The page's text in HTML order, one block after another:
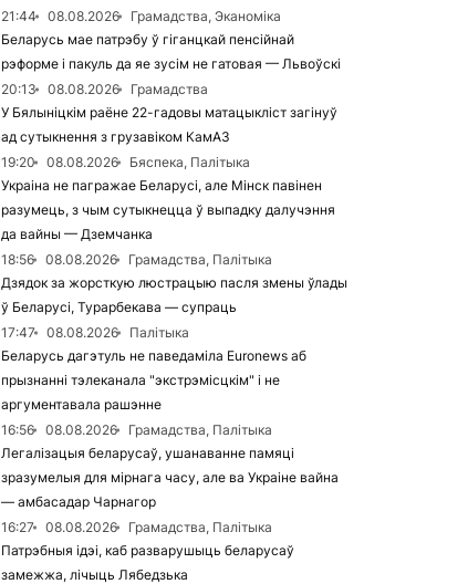
21:44
08.08.2026
Грамадства, Эканоміка
Беларусь мае патрэбу ў гіганцкай пенсійнай
рэформе і пакуль да яе зусім не гатовая — Львоўскі
20:13
08.08.2026
Грамадства
У Бялыніцкім раёне 22-гадовы матацыкліст загінуў
ад сутыкнення з грузавіком КамАЗ
19:20
08.08.2026
Бяспека, Палітыка
Украіна не пагражае Беларусі, але Мінск павінен
разумець, з чым сутыкнецца ў выпадку далучэння
да вайны — Дземчанка
18:56
08.08.2026
Грамадства, Палітыка
Дзядок за жорсткую люстрацыю пасля змены ўлады
ў Беларусі, Турарбекава — супраць
17:47
08.08.2026
Палітыка
Беларусь дагэтуль не паведаміла Euronews аб
прызнанні тэлеканала "экстрэмісцкім" і не
аргументавала рашэнне
16:56
08.08.2026
Грамадства, Палітыка
Легалізацыя беларусаў, ушанаванне памяці
зразумелыя для мірнага часу, але ва Украіне вайна
— амбасадар Чарнагор
16:27
08.08.2026
Грамадства, Палітыка
Патрэбныя ідэі, каб разварушыць беларусаў
замежжа, лічыць Лябедзька